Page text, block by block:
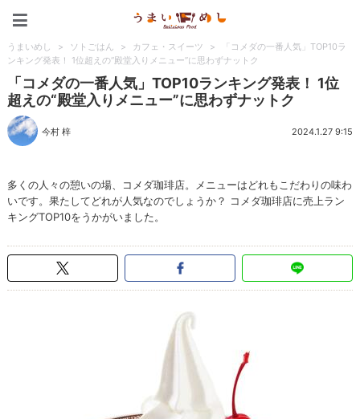
うまいめし > ソトごはん > カフェ・スイーツ >
「コメダの一番人気」TOP10ラ
ンキング発表！ 1位超えの“殿堂入りメニュー”に思わずナットク
「コメダの一番人気」TOP10ランキング発表！ 1位
超えの“殿堂入りメニュー”に思わずナットク
今村 梓 2024.1.27 9:15
多くの人々の憩いの場、コメダ珈琲店。メニューはどれもこだわりの味わ
いです。果たしてどれが人気なのでしょうか？ コメダ珈琲店に売上ラン
キングTOP10をうかがいました。